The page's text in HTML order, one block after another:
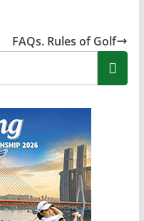
FAQs. Rules of Golf